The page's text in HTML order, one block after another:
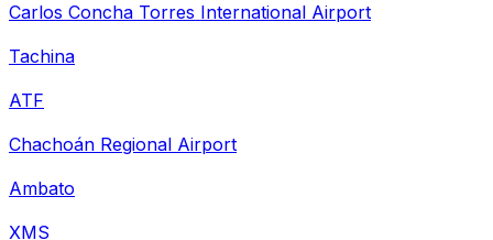
Carlos Concha Torres International Airport
Tachina
ATF
Chachoán Regional Airport
Ambato
XMS